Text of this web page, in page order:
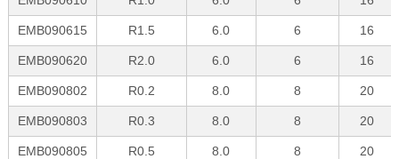
EMB090615 R1.5 6.0 6 16
EMB090620 R2.0 6.0 6 16
EMB090802 R0.2 8.0 8 20
EMB090803 R0.3 8.0 8 20
EMB090805 R0.5 8.0 8 20